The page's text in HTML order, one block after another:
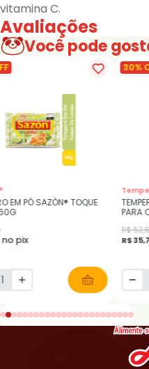
vitamina C.
Avaliações
Você pode
EM PÓ SAZÓN® TOQUE
no pix
30%
PARA
R$
R$